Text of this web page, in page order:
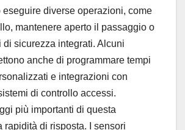
eseguire diverse operazioni, come
mantenere aperto il passaggio o
di sicurezza integrati. Alcuni
anche di programmare tempi
e integrazioni con
di controllo accessi.
più importanti di questa
rapidità di risposta. I sensori